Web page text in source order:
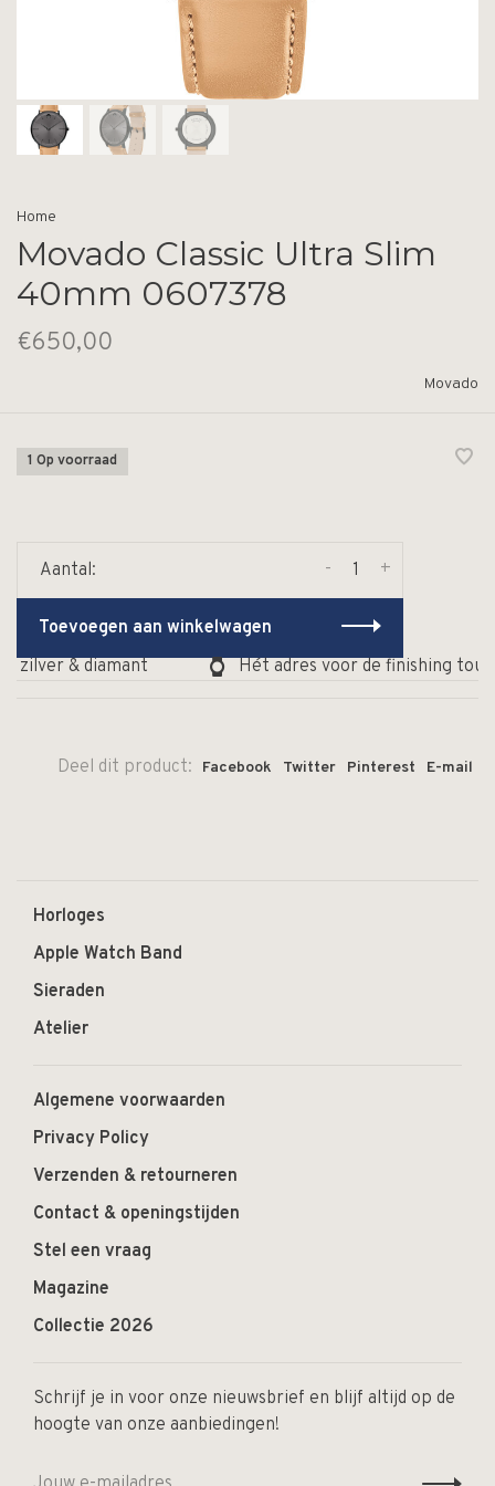
Home
Movado Classic Ultra Slim
40mm 0607378
€650,00
Movado
1 Op voorraad
Aantal: +
-
Toevoegen aan winkelwagen
zilver & diamant
Hét adres voor de finishing
Deel dit product: Facebook Twitter Pinterest E-mail
Horloges
Apple Watch Band
Sieraden
Atelier
Algemene voorwaarden
Privacy Policy
Verzenden & retourneren
Contact & openingstijden
Stel een vraag
Magazine
Collectie 2026
Schrijf je in voor onze nieuwsbrief en blijf altijd op de
hoogte van onze aanbiedingen!